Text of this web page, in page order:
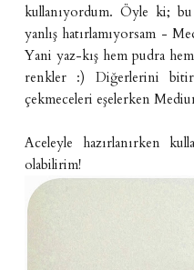
kullanıyordum. Öyle ki;
yanlış hatırlamıyorsam -
Yani yaz-kış hem pudra
renkler :) Diğerlerini
çekmeceleri eşelerken
Aceleyle hazırlanırken
olabilirim!